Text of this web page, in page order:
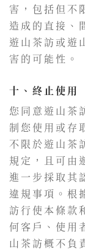
害，包括但不
造成的直接、
遊山茶訪或遊
害的可能性。
十、終止使用
您同意遊山茶
制您使用或存
不限於遊山茶
規定，且可由
進一步採取其
違規事項。根
訪行使本條款
何客戶、使用
山茶訪概不負